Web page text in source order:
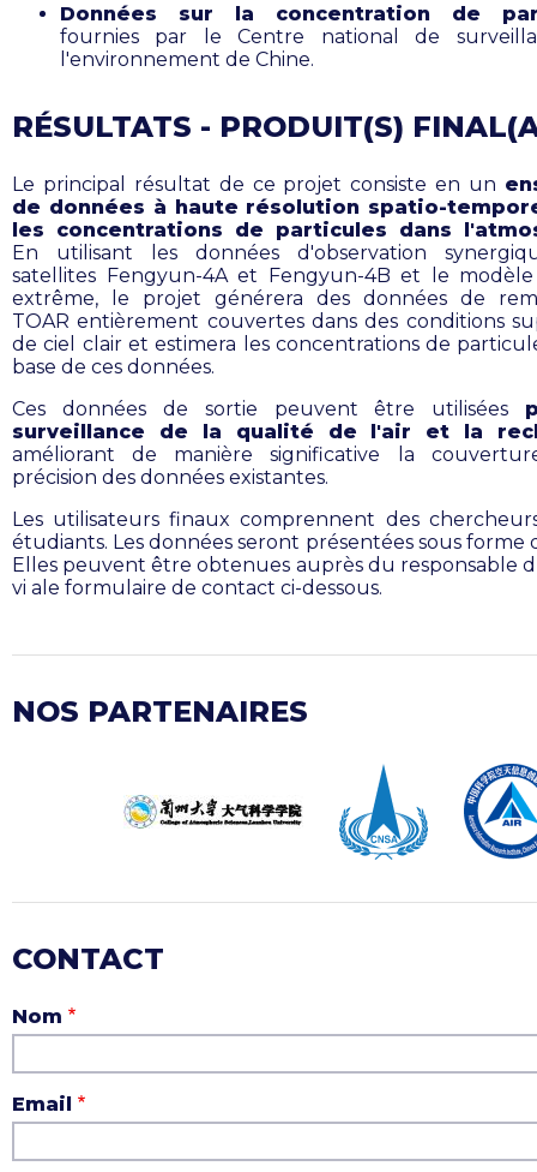
Données sur la concentration de
fournies par le Centre national de
l'environnement de Chine.
RÉSULTATS - PRODUIT(S)
Le principal résultat de ce projet consiste en un
de données à haute résolution spatio-
les concentrations de particules dans
En utilisant les données d'observation
satellites Fengyun-4A et Fengyun-4B et le
extrême, le projet générera des données de
TOAR entièrement couvertes dans des conditions
de ciel clair et estimera les concentrations de
base de ces données.
Ces données de sortie peuvent être utilisées
surveillance de la qualité de l'air et la
améliorant de manière significative la
précision des données existantes.
Les utilisateurs finaux comprennent des
étudiants. Les données seront présentées sous forme
Elles peuvent être obtenues auprès du responsable
vi ale formulaire de contact ci-dessous.
NOS PARTENAIRES
CONTACT
Nom
Email